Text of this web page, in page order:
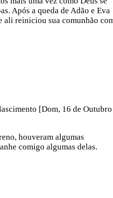
Após a queda de Adão e Eva
ali reiniciou sua comunhão
[Dom, 16 de Outubro
houveram algumas
comigo algumas delas.